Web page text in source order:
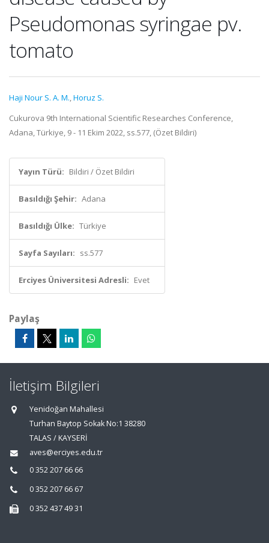
Pseudomonas syringae pv.
tomato
Haji Nour S. A. M.,Horuz S.
Cukurova 9th International Scientific Researches Conference,
Adana, Türkiye, 9 - 11 Ekim 2022, ss.577, (Özet Bildiri)
Yayın Türü: Bildiri / Özet Bildiri
Basıldığı Şehir: Adana
Basıldığı Ülke: Türkiye
Sayfa Sayıları: ss.577
Erciyes Üniversitesi Adresli: Evet
Paylaş
İletişim Bilgileri
Yenidoğan Mahallesi
Turhan Baytop Sokak No:1 38280
TALAS / KAYSERİ
aves@erciyes.edu.tr
0 352 207 66 66
0 352 207 66 67
0 352 437 49 31